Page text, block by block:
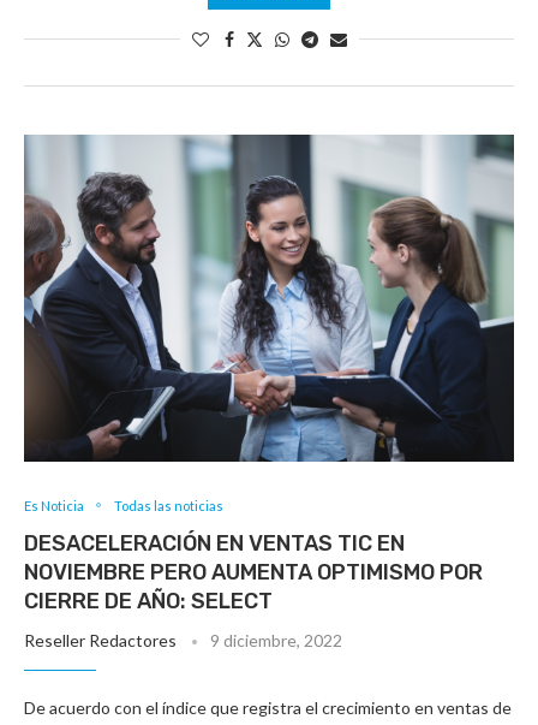
Es Noticia Todas las noticias
DESACELERACIÓN EN VENTAS TIC EN
NOVIEMBRE PERO AUMENTA OPTIMISMO POR
CIERRE DE AÑO: SELECT
Reseller Redactores 9 diciembre, 2022
De acuerdo con el índice que registra el crecimiento en ventas de